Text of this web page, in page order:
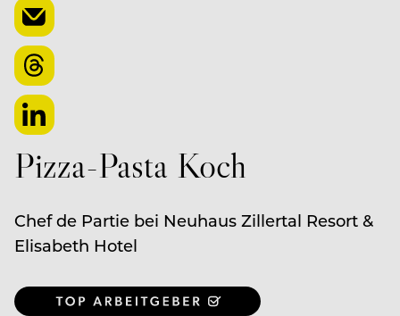
Pizza-Pasta Koch
Chef de Partie bei Neuhaus Zillertal Resort &
Elisabeth Hotel